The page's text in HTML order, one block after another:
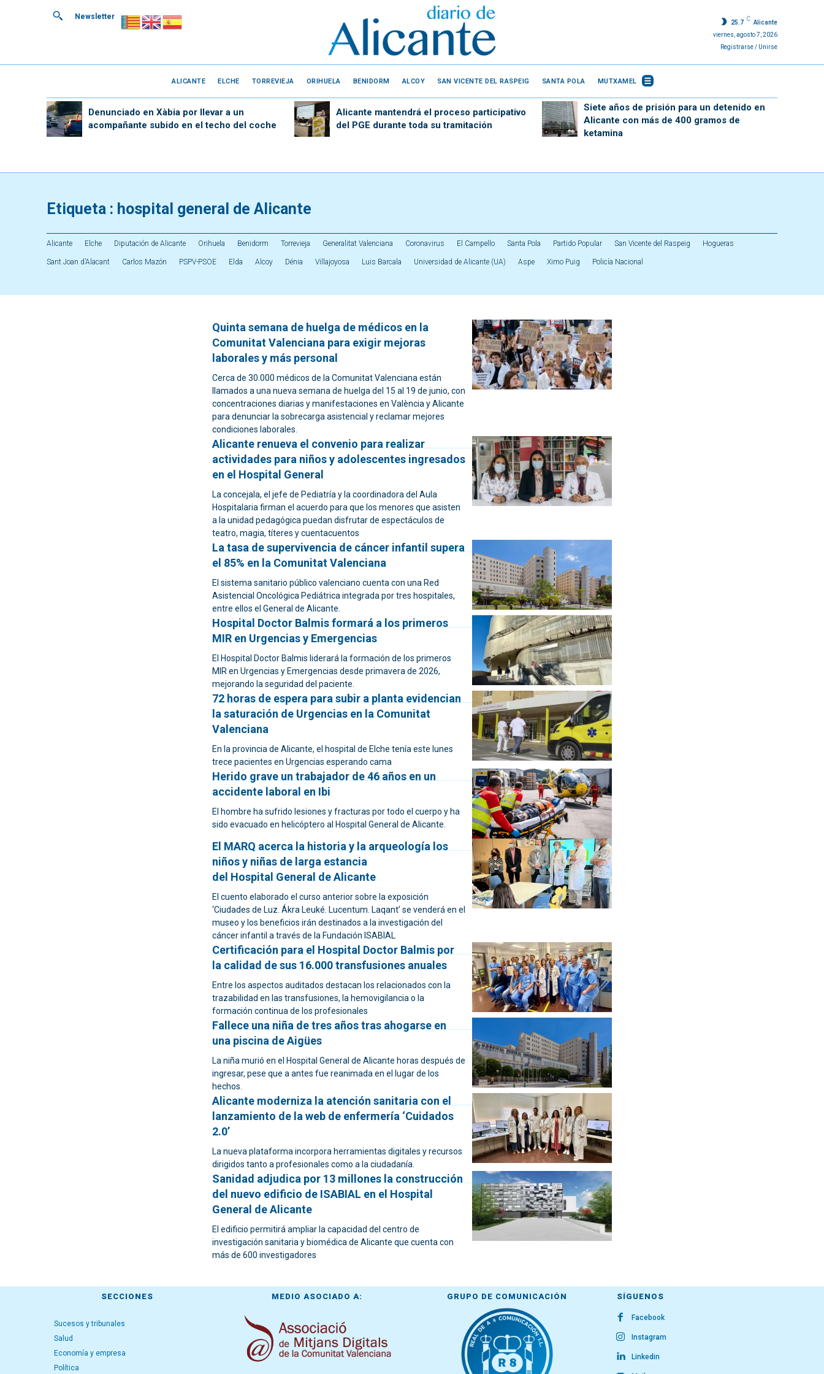
Newsletter
25.7
C
Alicante
viernes, agosto 7, 2026
Registrarse / Unirse
ALICANTE ELCHE TORREVIEJA ORIHUELA BENIDORM ALCOY SAN VICENTE DEL RASPEIG SANTA POLA MUTXAMEL
Denunciado en Xàbia por llevar a un
acompañante subido en el techo del coche
Alicante mantendrá el proceso participativo
del PGE durante toda su tramitación
Siete años de prisión para un detenido en
Alicante con más de 400 gramos de
ketamina
Etiqueta : hospital general de Alicante
Alicante Elche Diputación de Alicante Orihuela Benidorm Torrevieja Generalitat Valenciana Coronavirus El Campello Santa Pola Partido Popular San Vicente del Raspeig Hogueras
Sant Joan d’Alacant Carlos Mazón PSPV-PSOE Elda Alcoy Dénia Villajoyosa Luis Barcala Universidad de Alicante (UA) Aspe Ximo Puig Policía Nacional
Quinta semana de huelga de médicos en la
Comunitat Valenciana para exigir mejoras
laborales y más personal
Cerca de 30.000 médicos de la Comunitat Valenciana están
llamados a una nueva semana de huelga del 15 al 19 de junio, con
concentraciones diarias y manifestaciones en València y Alicante
para denunciar la sobrecarga asistencial y reclamar mejores
condiciones laborales.
Alicante renueva el convenio para realizar
actividades para niños y adolescentes ingresados
en el Hospital General
La concejala, el jefe de Pediatría y la coordinadora del Aula
Hospitalaria firman el acuerdo para que los menores que asisten
a la unidad pedagógica puedan disfrutar de espectáculos de
teatro, magia, títeres y cuentacuentos
La tasa de supervivencia de cáncer infantil supera
el 85% en la Comunitat Valenciana
El sistema sanitario público valenciano cuenta con una Red
Asistencial Oncológica Pediátrica integrada por tres hospitales,
entre ellos el General de Alicante.
Hospital Doctor Balmis formará a los primeros
MIR en Urgencias y Emergencias
El Hospital Doctor Balmis liderará la formación de los primeros
MIR en Urgencias y Emergencias desde primavera de 2026,
mejorando la seguridad del paciente.
72 horas de espera para subir a planta evidencian
la saturación de Urgencias en la Comunitat
Valenciana
En la provincia de Alicante, el hospital de Elche tenía este lunes
trece pacientes en Urgencias esperando cama
Herido grave un trabajador de 46 años en un
accidente laboral en Ibi
El hombre ha sufrido lesiones y fracturas por todo el cuerpo y ha
sido evacuado en helicóptero al Hospital General de Alicante.
El MARQ acerca la historia y la arqueología los
niños y niñas de larga estancia
del Hospital General de Alicante
El cuento elaborado el curso anterior sobre la exposición
‘Ciudades de Luz. Ákra Leuké. Lucentum. Laqant’ se venderá en el
museo y los beneficios irán destinados a la investigación del
cáncer infantil a través de la Fundación ISABIAL
Certificación para el Hospital Doctor Balmis por
la calidad de sus 16.000 transfusiones anuales
Entre los aspectos auditados destacan los relacionados con la
trazabilidad en las transfusiones, la hemovigilancia o la
formación continua de los profesionales
Fallece una niña de tres años tras ahogarse en
una piscina de Aigües
La niña murió en el Hospital General de Alicante horas después de
ingresar, pese que a antes fue reanimada en el lugar de los
hechos.
Alicante moderniza la atención sanitaria con el
lanzamiento de la web de enfermería ‘Cuidados
2.0’
La nueva plataforma incorpora herramientas digitales y recursos
dirigidos tanto a profesionales como a la ciudadanía.
Sanidad adjudica por 13 millones la construcción
del nuevo edificio de ISABIAL en el Hospital
General de Alicante
El edificio permitirá ampliar la capacidad del centro de
investigación sanitaria y biomédica de Alicante que cuenta con
más de 600 investigadores
SECCIONES
Sucesos y tribunales
Salud
Economía y empresa
Política
MEDIO ASOCIADO A: GRUPO DE COMUNICACIÓN SÍGUENOS
Facebook
Instagram
Linkedin